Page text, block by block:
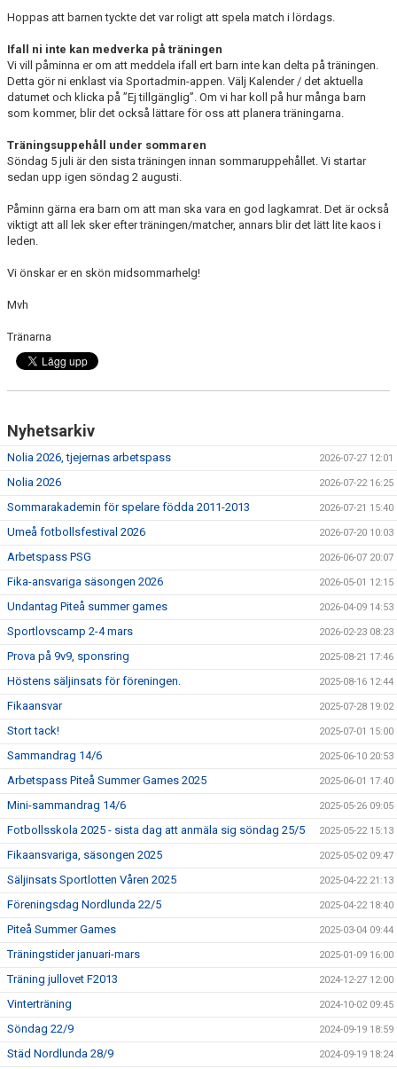
DOKUMENT
KONTAKT
GÄSTBOK
BYTE/SÄLJ/KÖP
Hoppas att barnen tyckte det var roligt att spela match i lördags.
Ifall ni inte kan medverka på träningen
Vi vill påminna er om att meddela ifall ert barn inte kan delta på träningen.
Detta gör ni enklast via Sportadmin-appen. Välj Kalender / det aktuella
datumet och klicka på ”Ej tillgänglig”. Om vi har koll på hur många barn
som kommer, blir det också lättare för oss att planera träningarna.
Träningsuppehåll under sommaren
Söndag 5 juli är den sista träningen innan sommaruppehållet. Vi startar
sedan upp igen söndag 2 augusti.
Påminn gärna era barn om att man ska vara en god lagkamrat. Det är också
viktigt att all lek sker efter träningen/matcher, annars blir det lätt lite kaos i
leden.
Vi önskar er en skön midsommarhelg!
Mvh
Tränarna
Nyhetsarkiv
Nolia 2026, tjejernas arbetspass 2026-07-27 12:01
Nolia 2026 2026-07-22 16:25
Sommarakademin för spelare födda 2011-2013 2026-07-21 15:40
Umeå fotbollsfestival 2026 2026-07-20 10:03
Arbetspass PSG 2026-06-07 20:07
Fika-ansvariga säsongen 2026 2026-05-01 12:15
Undantag Piteå summer games 2026-04-09 14:53
Sportlovscamp 2-4 mars 2026-02-23 08:23
Prova på 9v9, sponsring 2025-08-21 17:46
Höstens säljinsats för föreningen. 2025-08-16 12:44
Fikaansvar 2025-07-28 19:02
Stort tack! 2025-07-01 15:00
Sammandrag 14/6 2025-06-10 20:53
Arbetspass Piteå Summer Games 2025 2025-06-01 17:40
Mini-sammandrag 14/6 2025-05-26 09:05
Fotbollsskola 2025 - sista dag att anmäla sig söndag 25/5 2025-05-22 15:13
Fikaansvariga, säsongen 2025 2025-05-02 09:47
Säljinsats Sportlotten Våren 2025 2025-04-22 21:13
Föreningsdag Nordlunda 22/5 2025-04-22 18:40
Piteå Summer Games 2025-03-04 09:44
Träningstider januari-mars 2025-01-09 16:00
Träning jullovet F2013 2024-12-27 12:00
Vinterträning 2024-10-02 09:45
Söndag 22/9 2024-09-19 18:59
Städ Nordlunda 28/9 2024-09-19 18:24